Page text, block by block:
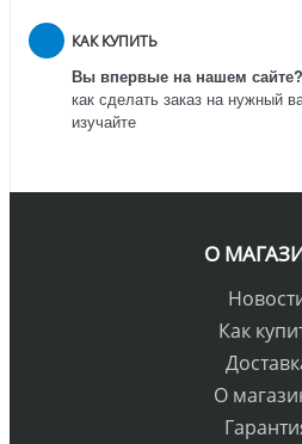
КАК КУПИТЬ
Вы впервые на нашем сайте?
как сделать заказ на нужный
изучайте
О
Как
О